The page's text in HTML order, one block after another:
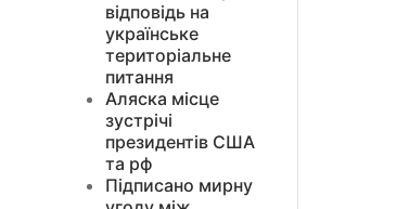
відповідь на
українське
територіальне
питання
Аляска місце
зустрічі
президентів США
та рф
Підписано мирну